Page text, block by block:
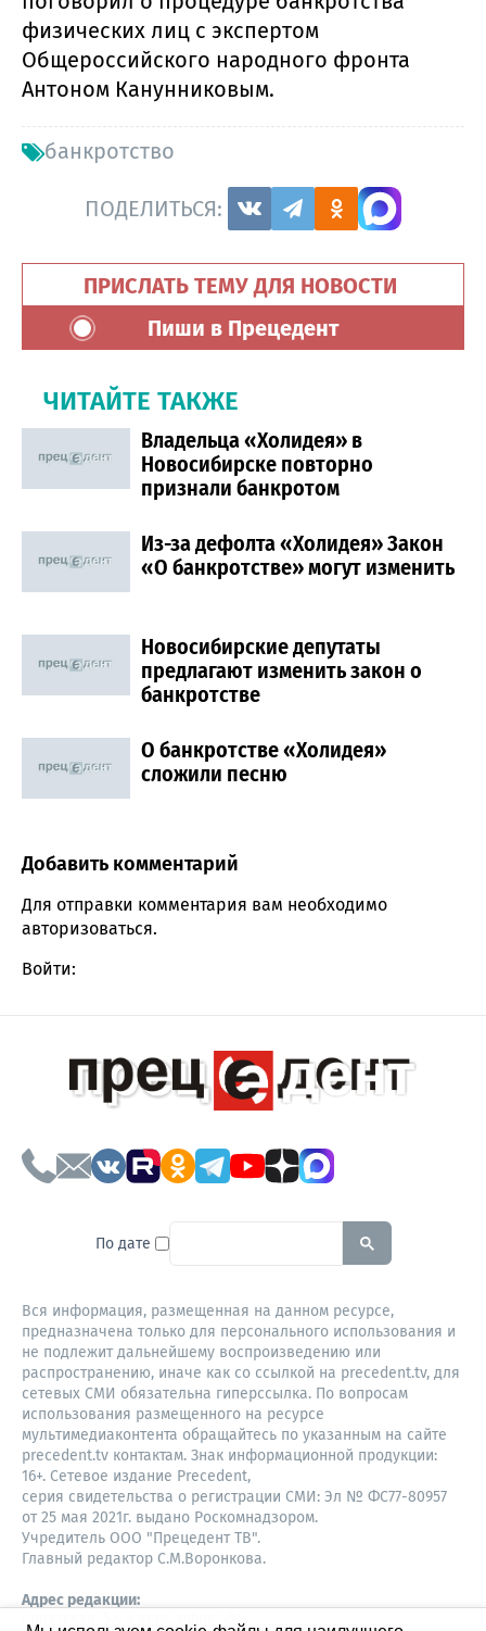
физических лиц с экспертом
Общероссийского народного фронта
Антоном Канунниковым.
банкротство
ПОДЕЛИТЬСЯ:
ПРИСЛАТЬ ТЕМУ ДЛЯ НОВОСТИ
Пиши в Прецедент
ЧИТАЙТЕ ТАКЖЕ
Владельца «Холидея» в
Новосибирске повторно
признали банкротом
Из-за дефолта «Холидея» Закон
«О банкротстве» могут изменить
Новосибирские депутаты
предлагают изменить закон о
банкротстве
О банкротстве «Холидея»
сложили песню
Comment section
Добавить комментарий
Для отправки комментария вам необходимо
авторизоваться.
Войти:
По дате To search this site, enter a
Вся информация, размещенная на данном ресурсе,
предназначена только для персонального использования и
не подлежит дальнейшему воспроизведению или
распространению, иначе как со ссылкой на precedent.tv, для
сетевых СМИ обязательна гиперссылка. По вопросам
использования размещенного на ресурсе
мультимедиаконтента обращайтесь по указанным на сайте
precedent.tv контактам. Знак информационной продукции:
16+. Сетевое издание Precedent,
серия свидетельства о регистрации СМИ: Эл № ФС77-80957
от 25 мая 2021г. выдано Роскомнадзором.
Учредитель ООО "Прецедент ТВ".
Главный редактор С.М.Воронкова.
Адрес редакции: